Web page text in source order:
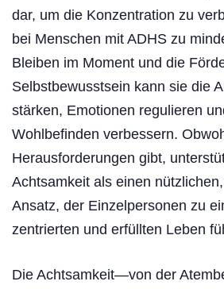
dar, um die Konzentration zu
bei Menschen mit ADHS zu
Bleiben im Moment und die
Selbstbewusstsein kann sie die
stärken, Emotionen regulieren
Wohlbefinden verbessern.
Herausforderungen gibt,
Achtsamkeit als einen
Ansatz, der Einzelpersonen zu
zentrierten und erfüllten Leben
Die Achtsamkeit—von der